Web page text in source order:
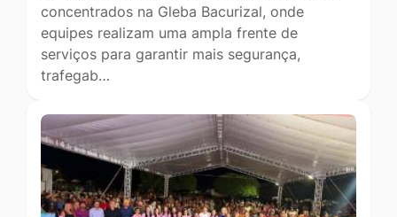
concentrados na Gleba Bacurizal, onde
equipes realizam uma ampla frente de
serviços para garantir mais segurança,
trafegab…